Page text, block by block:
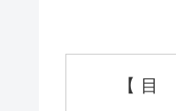
【 目